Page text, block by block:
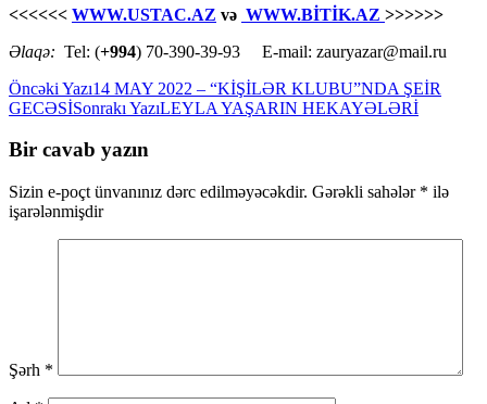
<<<<<< WWW.USTAC.AZ və WWW.BİTİK.AZ >>>>>>
Əlaqə: Tel: (+994) 70-390-39-93 E-mail: zauryazar@mail.ru
Yazılar
üzrə
naviqasiya
Öncəki Yazı14 MAY 2022 – “KİŞİLƏR KLUBU”NDA ŞEİR
GECƏSİSonrakı YazıLEYLA YAŞARIN HEKAYƏLƏRİ
Bir cavab yazın
Sizin e-poçt ünvanınız dərc edilməyəcəkdir. Gərəkli sahələr * ilə
işarələnmişdir
Şərh *